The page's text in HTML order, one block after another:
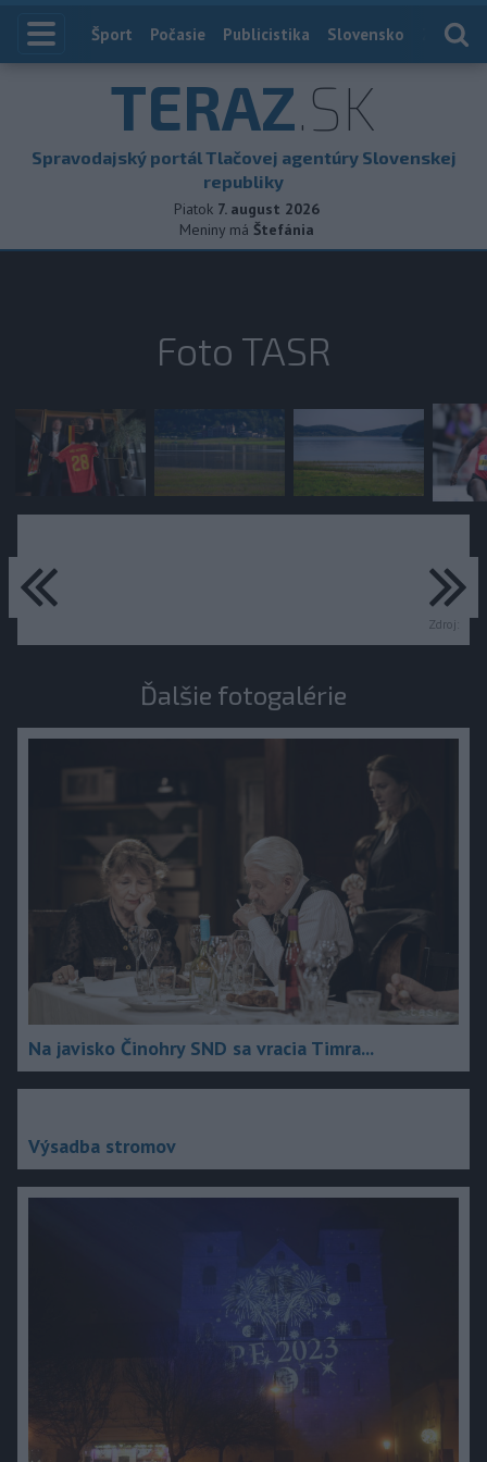
Index
Šport Počasie Publicistika Slovensko
TERAZ.SK
Spravodajský portál Tlačovej agentúry Slovenskej
republiky
Piatok 7. august 2026
Meniny má Štefánia
Foto TASR
Zdroj:
predchádzajúce
Ďalšie fotogalérie
Na javisko Činohry SND sa vracia Timra...
Výsadba stromov